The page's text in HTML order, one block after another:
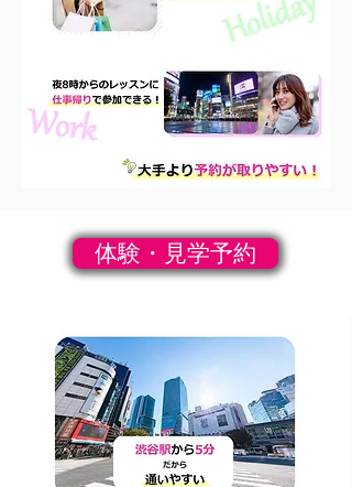
体験・見学予約